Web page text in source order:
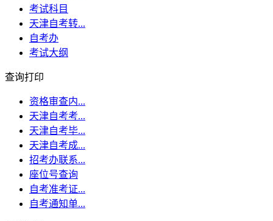
考试科目
天津自考转...
自考办
考试大纲
查询打印
资格审查内...
天津自考考...
天津自考毕...
天津自考成...
招考办联系...
座位号查询
自考准考证...
自考通知单...